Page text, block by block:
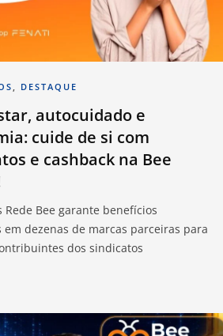
DESTAQUE
autocuidado e
cuide de si com
e cashback na Bee
Rede Bee garante benefícios
em dezenas de marcas parceiras para
dos sindicatos